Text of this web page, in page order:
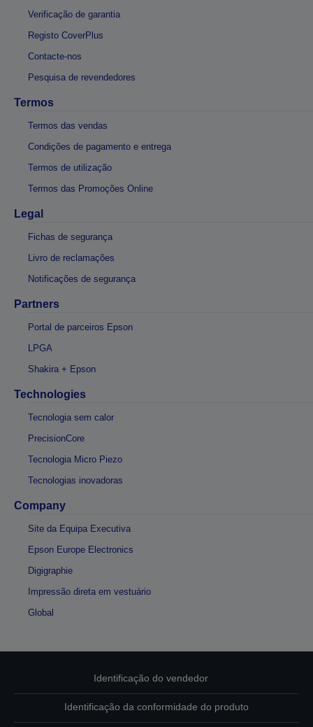
Verificação de garantia
Registo CoverPlus
Contacte-nos
Pesquisa de revendedores
Termos
Termos das vendas
Condições de pagamento e entrega
Termos de utilização
Termos das Promoções Online
Legal
Fichas de segurança
Livro de reclamações
Notificações de segurança
Partners
Portal de parceiros Epson
LPGA
Shakira + Epson
Technologies
Tecnologia sem calor
PrecisionCore
Tecnologia Micro Piezo
Tecnologias inovadoras
Company
Site da Equipa Executiva
Epson Europe Electronics
Digigraphie
Impressão direta em vestuário
Global
Identificação do vendedor
Identificação da conformidade do produto